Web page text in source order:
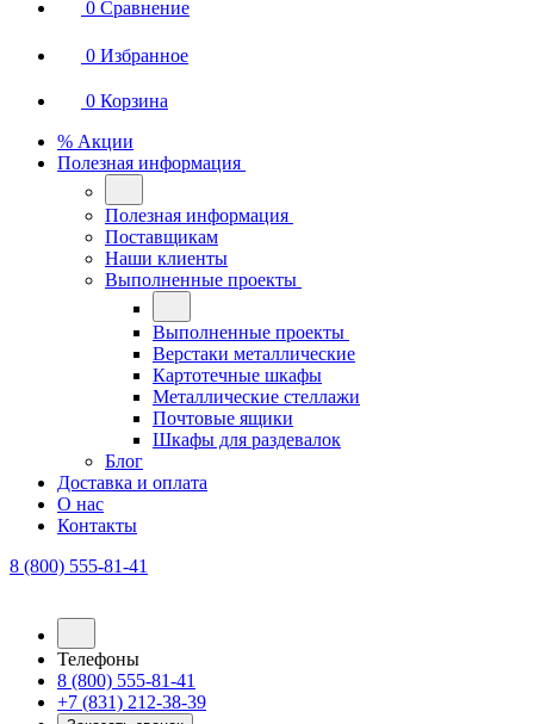
0 Сравнение
0 Избранное
0 Корзина
% Акции
Полезная информация
Полезная информация
Поставщикам
Наши клиенты
Выполненные проекты
Выполненные проекты
Верстаки металлические
Картотечные шкафы
Металлические стеллажи
Почтовые ящики
Шкафы для раздевалок
Блог
Доставка и оплата
О нас
Контакты
8 (800) 555-81-41
Телефоны
8 (800) 555-81-41
+7 (831) 212-38-39